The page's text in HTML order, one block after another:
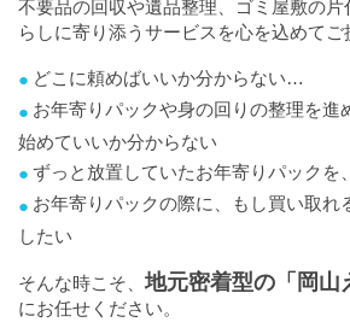
不要品の回収や遺品整理、ゴミ屋敷の
らしに寄り添うサービスを心を込めてご
どこに頼めばいいか分からない…
お年寄りパックや身の回りの整理を進
始めていいか分からない
ずっと放置していたお年寄りパックを
お年寄りパックの際に、もし買い取れ
したい
そんな時こそ、地元密着型の「岡山
にお任せください。